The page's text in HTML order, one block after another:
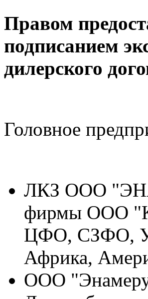
Правом
подписанием
дилерского
Головное
ЛКЗ ООО
фирмы ООО
ЦФО, СЗФО,
Африка,
ООО